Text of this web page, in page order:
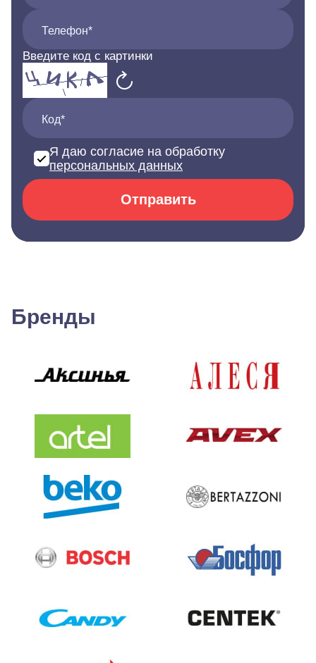
Телефон*
Введите код с картинки
Код*
Я даю согласие на обработку
персональных данных
Отправить
Бренды